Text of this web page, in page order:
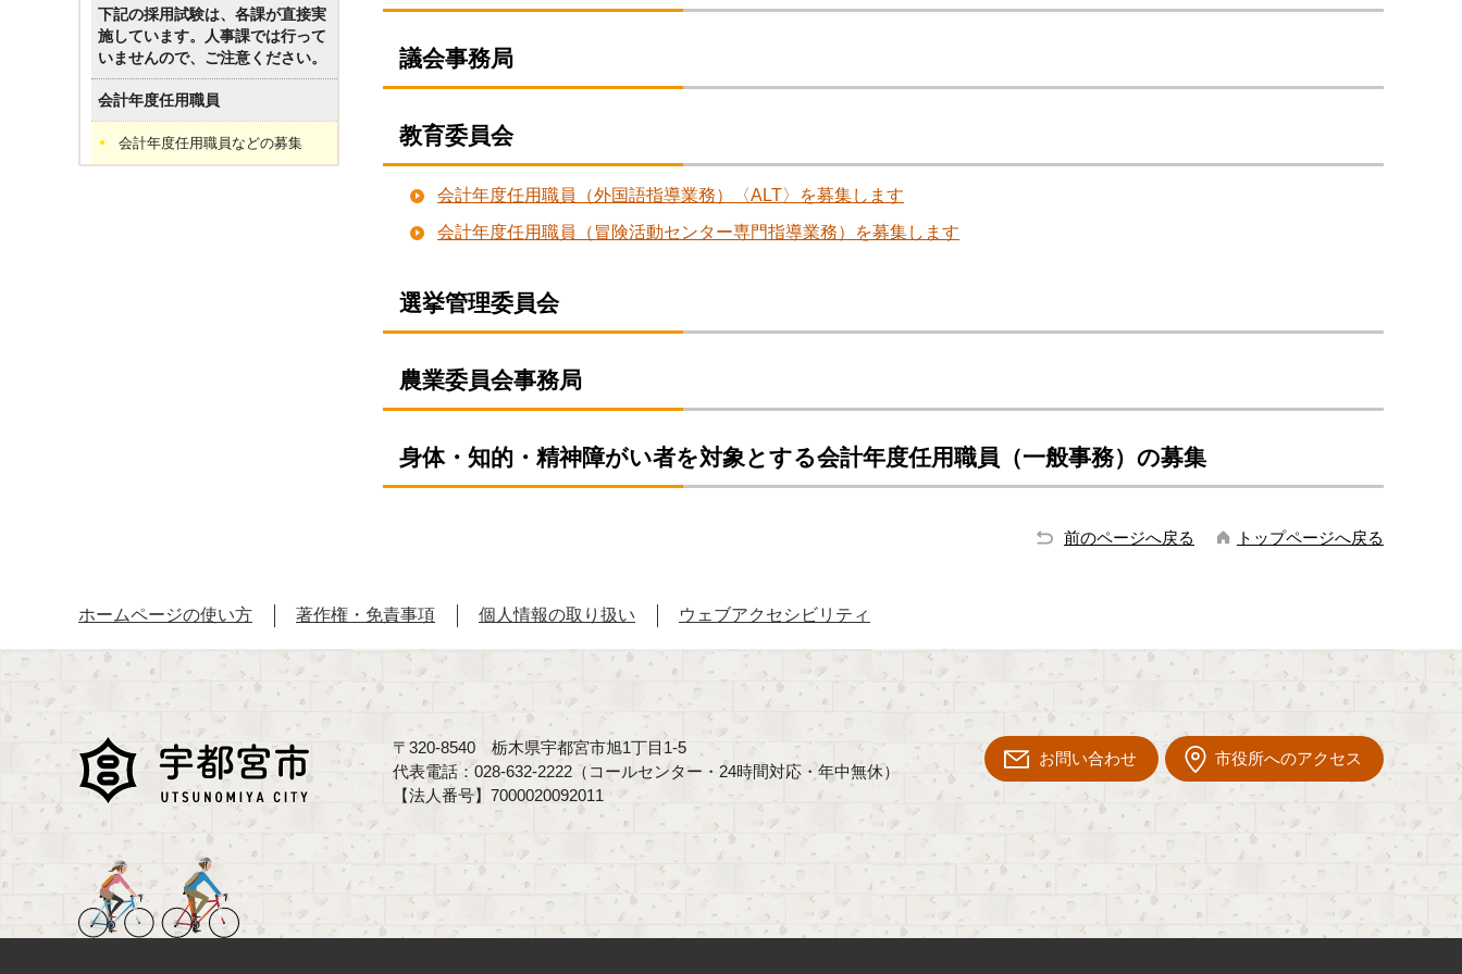
議会事務局
教育委員会
会計年度任用職員（外国語指導業務）〈ALT〉を募集します
会計年度任用職員（冒険活動センター専門指導業務）を募集します
選挙管理委員会
農業委員会事務局
身体・知的・精神障がい者を対象とする会計年度任用職員（一般事務）の募集
下記の採用試験は、各課が直接実
施しています。人事課では行って
いませんので、ご注意ください。
会計年度任用職員
会計年度任用職員などの募集
前のページへ戻る トップページへ戻る
ホームページの使い方 著作権・免責事項 個人情報の取り扱い ウェブアクセシビリティ
〒320-8540 栃木県宇都宮市旭1丁目1-5
代表電話：028-632-2222（コールセンター・24時間対応・年中無休）
【法人番号】7000020092011
お問い合わせ 市役所へのアクセス